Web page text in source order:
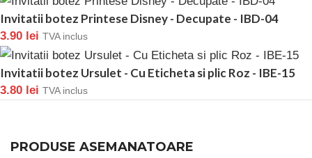
Invitatii botez Printese Disney - Decupate - IBD-04
3.90 lei TVA inclus
Invitatii botez Ursulet - Cu Eticheta si plic Roz - IBE-15
3.80 lei TVA inclus
PRODUSE ASEMANATOARE